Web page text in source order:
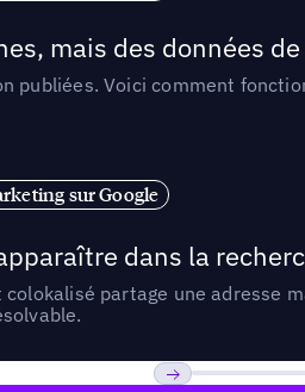
mais des données
publiées. Voici comment
sur Google
dans la
partage une adresse